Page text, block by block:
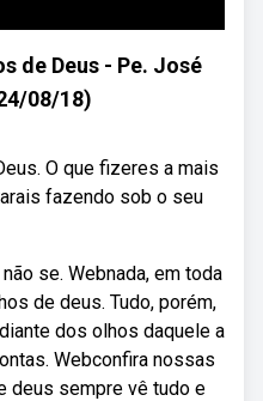
de Deus - Pe. José
08/18)
O que fizeres a mais
fazendo sob o seu
se. Webnada, em toda
de deus. Tudo, porém,
dos olhos daquele a
Webconfira nossas
deus sempre vê tudo e